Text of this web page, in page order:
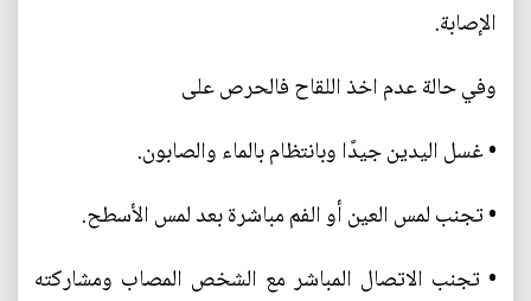
الإصابة.
وفي حالة عدم اخذ اللقاح فالحرص على
• غسل اليدين جيدًا وبانتظام بالماء والصابون.
• تجنب لمس العين أو الفم مباشرة بعد لمس الأسطح.
• تجنب الاتصال المباشر مع الشخص المصاب ومشاركته